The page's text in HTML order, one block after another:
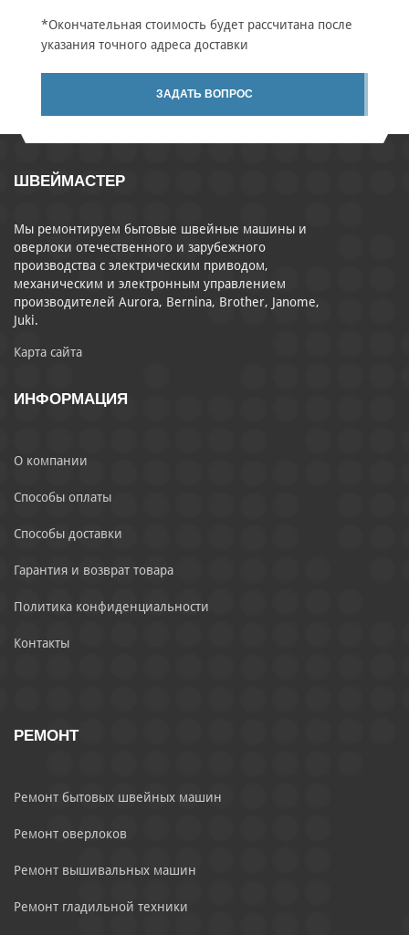
*Окончательная стоимость будет рассчитана после
указания точного адреса доставки
ЗАДАТЬ ВОПРОС
ШВЕЙМАСТЕР
Мы ремонтируем бытовые швейные машины и
оверлоки отечественного и зарубежного
производства с электрическим приводом,
механическим и электронным управлением
производителей Aurora, Bernina, Brother, Janome,
Juki.
Карта сайта
ИНФОРМАЦИЯ
О компании
Способы оплаты
Способы доставки
Гарантия и возврат товара
Политика конфиденциальности
Контакты
РЕМОНТ
Ремонт бытовых швейных машин
Ремонт оверлоков
Ремонт вышивальных машин
Ремонт гладильной техники